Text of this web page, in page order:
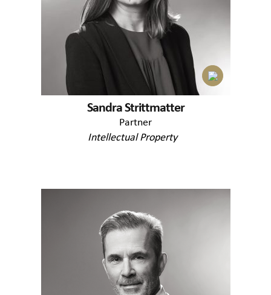
Sandra Strittmatter
Partner
Intellectual Property